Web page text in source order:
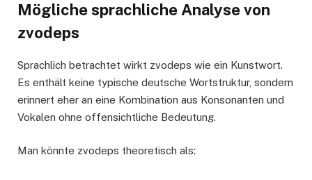
Mögliche sprachliche Analyse von
zvodeps
Sprachlich betrachtet wirkt zvodeps wie ein Kunstwort.
Es enthält keine typische deutsche Wortstruktur, sondern
erinnert eher an eine Kombination aus Konsonanten und
Vokalen ohne offensichtliche Bedeutung.
Man könnte zvodeps theoretisch als: